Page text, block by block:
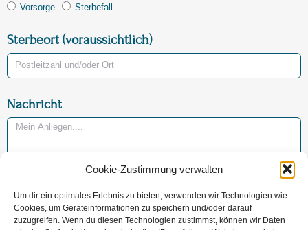
Cookie-Zustimmung verwalten
Um dir ein optimales Erlebnis zu bieten, verwenden wir Technologien wie
Cookies, um Geräteinformationen zu speichern und/oder darauf
zuzugreifen. Wenn du diesen Technologien zustimmst, können wir Daten
Vorsorge Sterbefall
Sterbeort (voraussichtlich)
Nachricht
Jetzt Nachricht versenden